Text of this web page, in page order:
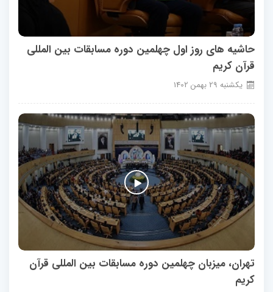
حاشیه های روز اول چهلمین دوره مسابقات بین المللی
قرآن کریم
يكشنبه 29 بهمن 1402
تهران، میزبان چهلمین دوره مسابقات بین المللی قرآن
کریم